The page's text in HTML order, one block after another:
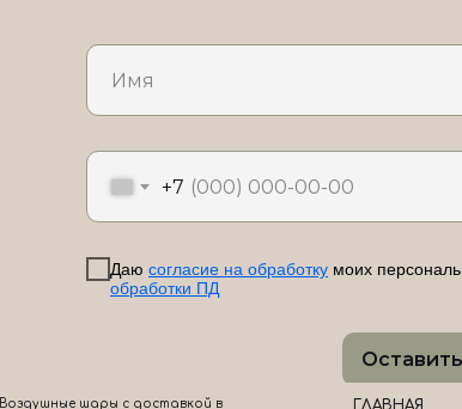
+7
Даю согласие на обработку моих
обработки ПД
ГЛАВНАЯ
Воздушные шары с доставкой в